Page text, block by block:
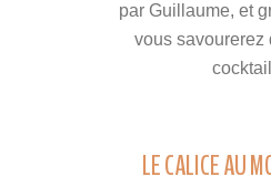
par Guillaume, et
vous savourerez
LE CALICE AU